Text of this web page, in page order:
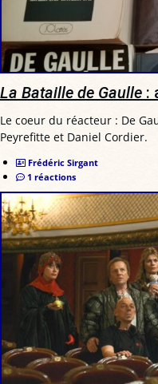
La Bataille de Gaulle :
Le coeur du réacteur : De
Peyrefitte et Daniel Cordier.
Frédéric Sirgant
1 réactions